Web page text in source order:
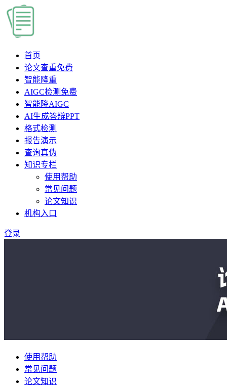
首页
论文查重免费
智能降重
AIGC检测 免费
智能降AIGC
AI生成答辩PPT
格式检测
报告演示
查询真伪
知识专栏
使用帮助
常见问题
论文知识
机构入口
登录
使用帮助
常见问题
论文知识